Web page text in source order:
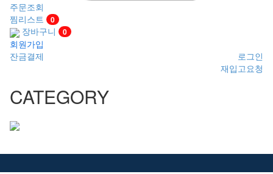
주문조회
찜리스트
0
장바구니 0
회원가입
로그인
잔금결제
재입고요청
CATEGORY